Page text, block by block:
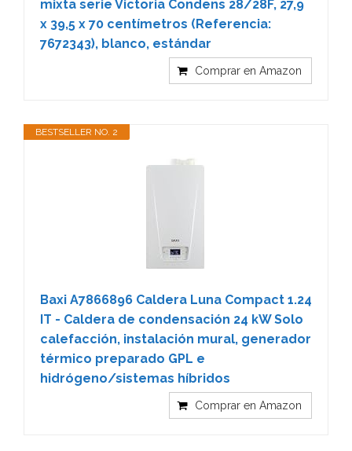
mixta serie Victoria Condens 28/28F, 27,9
x 39,5 x 70 centímetros (Referencia:
7672343), blanco, estándar
Comprar en Amazon
BESTSELLER NO. 2
Baxi A7866896 Caldera Luna Compact 1.24
IT - Caldera de condensación 24 kW Solo
calefacción, instalación mural, generador
térmico preparado GPL e
hidrógeno/sistemas híbridos
Comprar en Amazon